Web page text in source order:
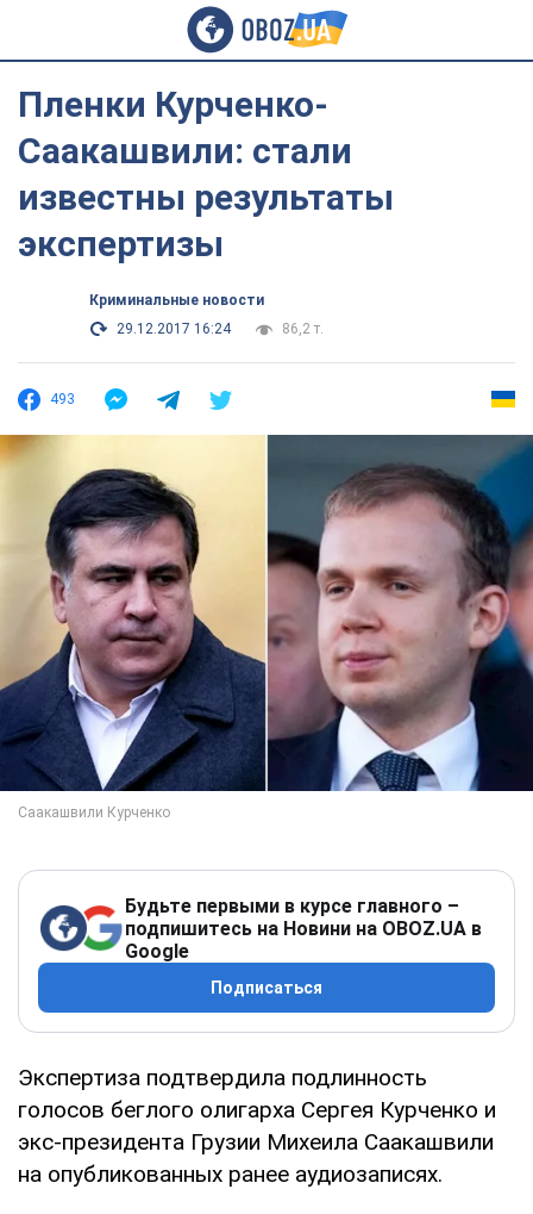
Пленки Курченко-
Саакашвили: стали
известны результаты
экспертизы
Криминальные новости
29.12.2017 16:24
86,2 т.
493
Будьте первыми в курсе главного –
подпишитесь на Новини на OBOZ.UA в
Google
Подписаться
Экспертиза подтвердила подлинность
голосов беглого олигарха Сергея Курченко и
экс-президента Грузии Михеила Саакашвили
на опубликованных ранее аудиозаписях.